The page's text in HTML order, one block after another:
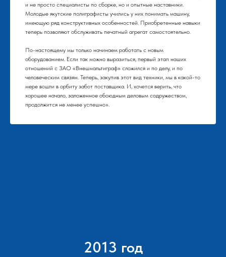
и не просто специалисты по сборке, но и опытные наставники.
Молодые якутские полиграфисты учились у них понимать машину,
имеющую ряд конструктивных особенностей. Приобретенные навыки
теперь позволяют обслуживать печатный агрегат самостоятельно.
По-настоящему мы только начинаем работать с новым
оборудованием. Если так можно выразиться, первый этап наших
отношений с ЗАО «Внешмальтиграф» сложился и по делу, и по
человеческим связям. Теперь, закупив этот вид техники, мы в какой-то
мере вошли в орбиту забот поставщика. И, хочется верить, что
хорошее начало, заложенное обоюдным деловым содружеством,
продолжится не менее успешно».
2013 год